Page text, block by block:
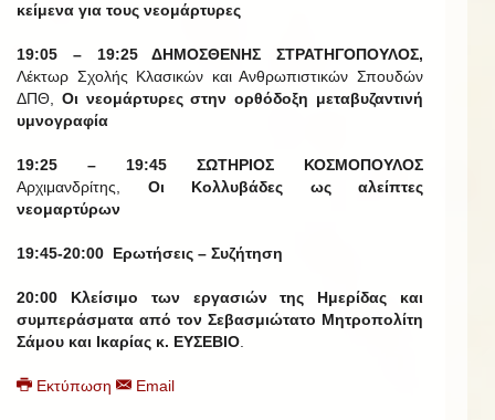
κείμενα για τους νεομάρτυρες
19:05 – 19:25 ΔΗΜΟΣΘΕΝΗΣ ΣΤΡΑΤΗΓΟΠΟΥΛΟΣ,
Λέκτωρ Σχολής Κλασικών και Ανθρωπιστικών Σπουδών
ΔΠΘ, Οι νεομάρτυρες στην ορθόδοξη μεταβυζαντινή
υμνογραφία
19:25 – 19:45 ΣΩΤΗΡΙΟΣ ΚΟΣΜΟΠΟΥΛΟΣ
Αρχιμανδρίτης, Οι Κολλυβάδες ως αλείπτες
νεομαρτύρων
19:45-20:00 Ερωτήσεις – Συζήτηση
20:00 Κλείσιμο των εργασιών της Ημερίδας και
συμπεράσματα από τον Σεβασμιώτατο Μητροπολίτη
Σάμου και Ικαρίας κ. ΕΥΣΕΒΙΟ
Εκτύπωση Email